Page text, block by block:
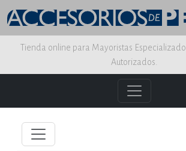
Tienda online para Mayoristas
Autorizados.